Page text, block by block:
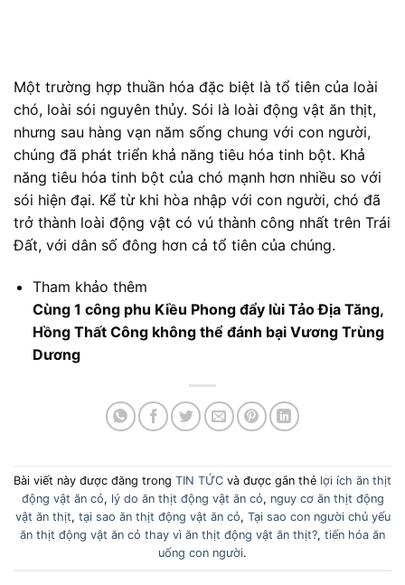
Một trường hợp thuần hóa đặc biệt là tổ tiên của loài
chó, loài sói nguyên thủy. Sói là loài động vật ăn thịt,
nhưng sau hàng vạn năm sống chung với con người,
chúng đã phát triển khả năng tiêu hóa tinh bột. Khả
năng tiêu hóa tinh bột của chó mạnh hơn nhiều so với
sói hiện đại. Kể từ khi hòa nhập với con người, chó đã
trở thành loài động vật có vú thành công nhất trên Trái
Đất, với dân số đông hơn cả tổ tiên của chúng.
Tham khảo thêm
Cùng 1 công phu Kiều Phong đẩy lùi Tảo Địa Tăng,
Hồng Thất Công không thể đánh bại Vương Trùng
Dương
Bài viết này được đăng trong TIN TỨC và được gắn thẻ lợi ích ăn thịt
động vật ăn cỏ, lý do ăn thịt động vật ăn cỏ, nguy cơ ăn thịt động
vật ăn thịt, tại sao ăn thịt động vật ăn cỏ, Tại sao con người chủ yếu
ăn thịt động vật ăn cỏ thay vì ăn thịt động vật ăn thịt?, tiến hóa ăn
uống con người.